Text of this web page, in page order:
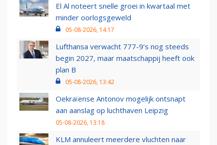
El Al noteert snelle groei in kwartaal met
minder oorlogsgeweld
05-08-2026, 14:17
Lufthansa verwacht 777-9’s nog steeds
begin 2027, maar maatschappij heeft ook
plan B
05-08-2026, 13:42
Oekraïense Antonov mogelijk ontsnapt
aan aanslag op luchthaven Leipzig
05-08-2026, 13:18
KLM annuleert meerdere vluchten naar